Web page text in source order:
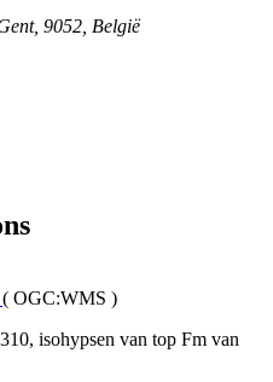
, 9052, België
( OGC:WMS )
isohypsen van top Fm van